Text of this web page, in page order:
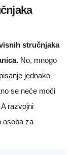
stručnjaka
No, mnogo
jednako –
se neće moći
razvojni
osoba za